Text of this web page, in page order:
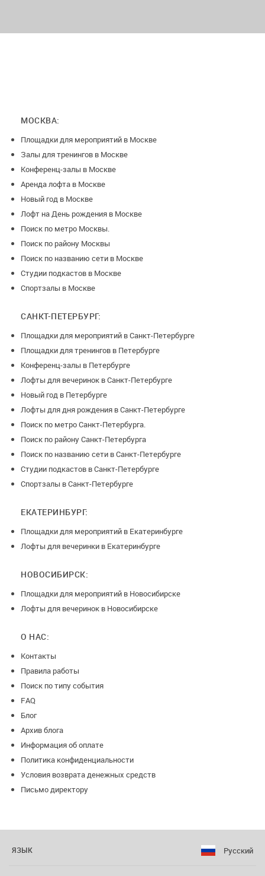
МОСКВА:
Площадки для мероприятий в Москве
Залы для тренингов в Москве
Конференц-залы в Москве
Аренда лофта в Москве
Новый год в Москве
Лофт на День рождения в Москве
Поиск по метро Москвы.
Поиск по району Москвы
Поиск по названию сети в Москве
Студии подкастов в Москве
Спортзалы в Москве
САНКТ-ПЕТЕРБУРГ:
Площадки для мероприятий в Санкт-Петербурге
Площадки для тренингов в Петербурге
Конференц-залы в Петербурге
Лофты для вечеринок в Санкт-Петербурге
Новый год в Петербурге
Лофты для дня рождения в Санкт-Петербурге
Поиск по метро Санкт-Петербурга.
Поиск по району Санкт-Петербурга
Поиск по названию сети в Санкт-Петербурге
Студии подкастов в Санкт-Петербурге
Спортзалы в Санкт-Петербурге
ЕКАТЕРИНБУРГ:
Площадки для мероприятий в Екатеринбурге
Лофты для вечеринки в Екатеринбурге
НОВОСИБИРСК:
Площадки для мероприятий в Новосибирске
Лофты для вечеринок в Новосибирске
О НАС:
Контакты
Правила работы
Поиск по типу события
FAQ
Блог
Архив блога
Информация об оплате
Политика конфиденциальности
Условия возврата денежных средств
Письмо директору
ЯЗЫК Русский